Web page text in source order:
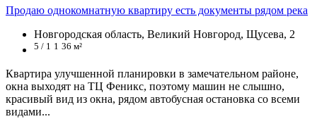
Продаю однокомнатную квартиру есть документы рядом река
Новгородская область, Великий Новгород, Щусева, 2
5 / 1 1 36 м²
Квартира улучшенной планировки в замечательном районе,
окна выходят на ТЦ Феникс, поэтому машин не слышно,
красивый вид из окна, рядом автобусная остановка со всеми
видами...